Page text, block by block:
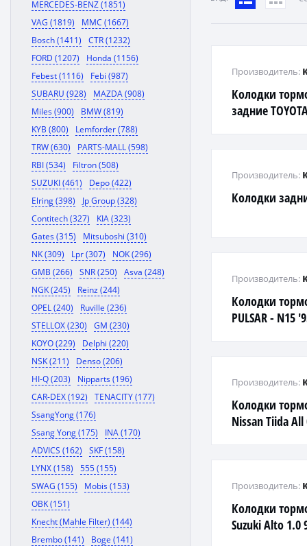
MERCEDES-BENZ (1851)
VAG (1819)
MMC (1667)
Bosch (1411)
CTR (1232)
FORD (1207)
Honda (1156)
Febest (1116)
Febi (987)
SUBARU (928)
MAZDA (908)
Miles (900)
BMW (819)
KYB (800)
Lemforder (788)
TRW (630)
PARTS-MALL (598)
RBI (534)
Filtron (508)
SUZUKI (461)
Depo (422)
Elring (398)
Jp Group (328)
Contitech (327)
KIA (323)
Gates (315)
Mitsuboshi (310)
NK (309)
Lpr (307)
NOK (296)
GMB (266)
SNR (250)
Asva (248)
NGK (245)
Reinz (244)
OPEL (240)
Ruville (236)
STELLOX (230)
GM (230)
KOYO (229)
Delphi (220)
NSK (211)
Denso (206)
HI-Q (203)
Nipparts (196)
CAR-DEX (192)
TENACITY (177)
SsangYong (176)
Ssang Yong (175)
INA (170)
ADVICS (162)
SKF (158)
LYNX (158)
555 (155)
SWAG (155)
Mobis (153)
OBK (151)
Knecht (Mahle Filter) (144)
Brembo (141)
Boge (141)
Колодки
задние
Производитель:
Колодки
Производитель:
Колодки
PULSAR - N15
Производитель:
Колодки
Nissan Tiida All
Производитель:
Колодки
Suzuki Alto 1.0
Производитель: